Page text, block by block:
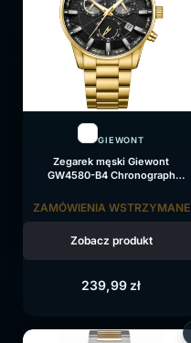
GIEWONT
Zegarek męski Giewont
GW4580-B4 Chronograph
czarna tarcza
239,99 zł
ZAMÓWIENIA WSTRZYMANE
Zobacz produkt